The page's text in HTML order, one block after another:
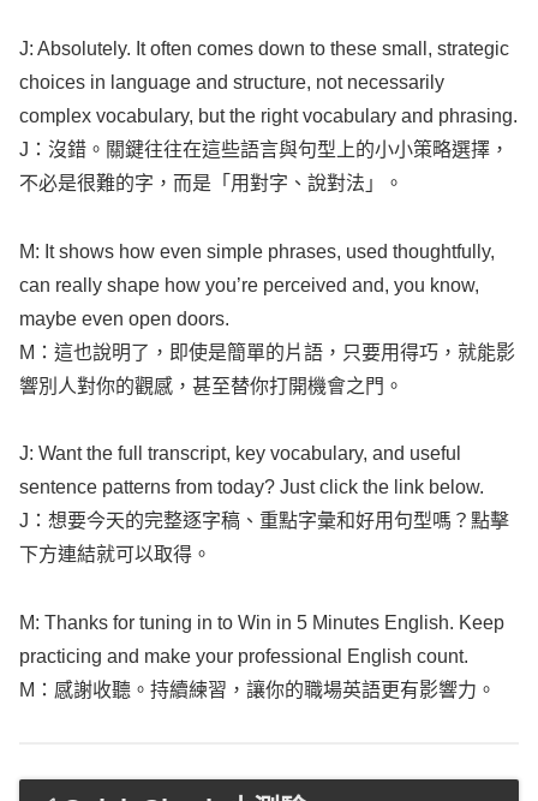
J: Absolutely. It often comes down to these small , strategic
choices in language and structure, not necessarily
complex vocabulary, but the right vocabulary and phrasing.
J：沒錯。關鍵往往在這些語言與句型上的小小策略選擇，
不必是很難的字，而是「用對字、說對法」。
M: Itshows how even simple phrases, used thoughtfully,
can really shape how you’re perceived and, you know,
maybe even open doors.
M：這也說明了，即使是簡單的片語，只要用得巧，就能影
響別人對你的觀感，甚至替你打開機會之門。
J: Wantthe full transcript, key vocabulary, and useful
sentence patterns from today? Justclick the link below.
J：想要今天的完整逐字稿、重點字彙和好用句型嗎？點擊
下方連結就可以取得。
M: Thanks for tuning in to Win in 5 Minutes English. Keep
practicing and make your professional English count.
M：感謝收聽。持續練習，讓你的職場英語更有影響力。